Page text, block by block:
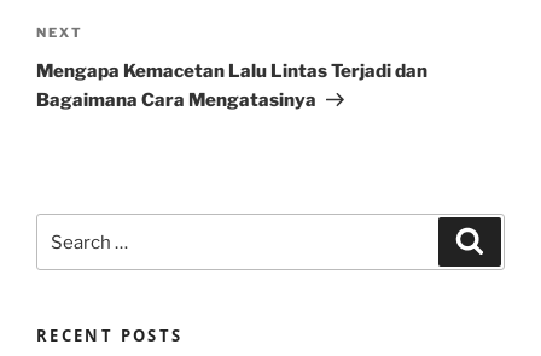
Next
Post
NEXT
Mengapa Kemacetan Lalu Lintas Terjadi dan
Bagaimana Cara Mengatasinya
for:
RECENT POSTS